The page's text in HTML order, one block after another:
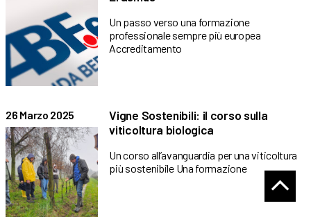
Un passo verso una formazione
professionale sempre più europea
Accreditamento
26 Marzo 2025
Vigne Sostenibili: il corso sulla
viticoltura biologica
Un corso all’avanguardia per una viticoltura
più sostenibile Una formazione